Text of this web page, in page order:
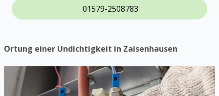
01579-2508783
Ortung einer Undichtigkeit in Zaisenhausen